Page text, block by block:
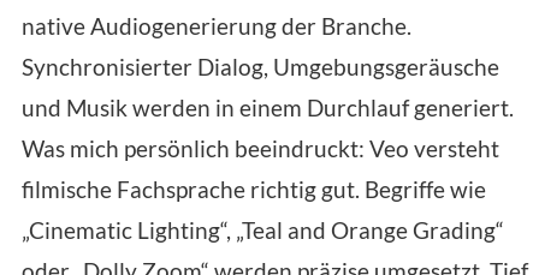
native Audiogenerierung der Branche.
Synchronisierter Dialog, Umgebungsgeräusche
und Musik werden in einem Durchlauf generiert.
Was mich persönlich beeindruckt: Veo versteht
filmische Fachsprache richtig gut. Begriffe wie
„Cinematic Lighting“, „Teal and Orange Grading“